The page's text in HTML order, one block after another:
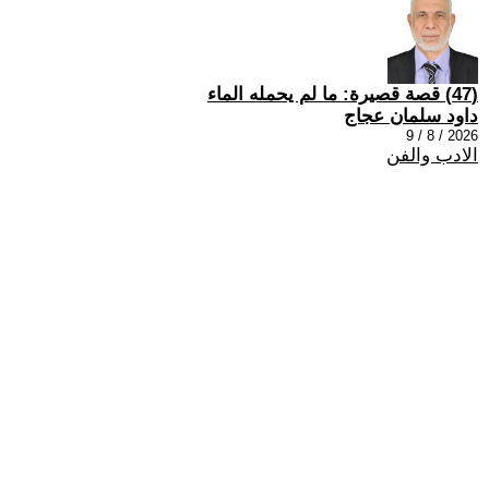
(47) قصة قصيرة: ما لم يحمله الماء
داود سلمان عجاج
2026 / 8 / 9
الادب والفن